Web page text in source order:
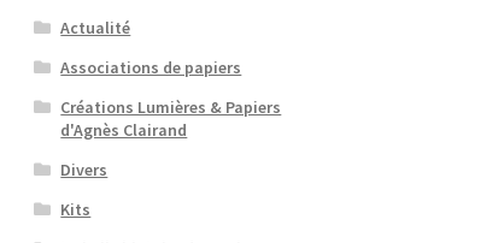
Actualité
Associations de papiers
Créations Lumières & Papiers
d'Agnès Clairand
Divers
Kits